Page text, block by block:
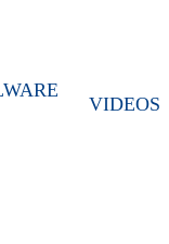
VIDEOS